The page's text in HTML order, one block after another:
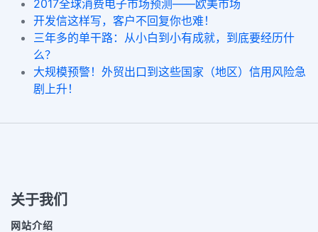
2017全球消费电子市场预测——欧美市场
开发信这样写，客户不回复你也难！
三年多的单干路：从小白到小有成就，到底要经历什
么？
大规模预警！外贸出口到这些国家（地区）信用风险急
剧上升！
关于我们
网站介绍